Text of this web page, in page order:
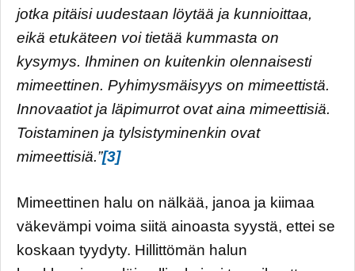
jotka pitäisi uudestaan löytää ja kunnioittaa,
eikä etukäteen voi tietää kummasta on
kysymys. Ihminen on kuitenkin olennaisesti
mimeettinen. Pyhimysmäisyys on mimeettistä.
Innovaatiot ja läpimurrot ovat aina mimeettisiä.
Toistaminen ja tylsistyminenkin ovat
mimeettisiä.”[3]
Mimeettinen halu on nälkää, janoa ja kiimaa
väkevämpi voima siitä ainoasta syystä, ettei se
koskaan tyydyty. Hillittömän halun